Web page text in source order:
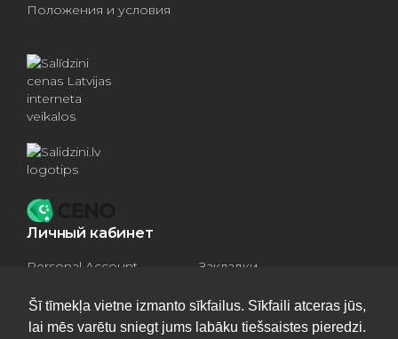
Šī tīmekļa vietne izmanto sīkfailus. Sīkfaili atceras jūs,
lai mēs varētu sniegt jums labāku tiešsaistes pieredzi.
Положения и условия
Личный кабинет
Personal Account
Закладки